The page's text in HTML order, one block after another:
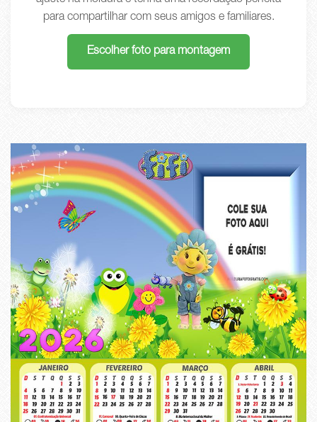
para compartilhar com seus amigos e familiares.
Escolher foto para montagem